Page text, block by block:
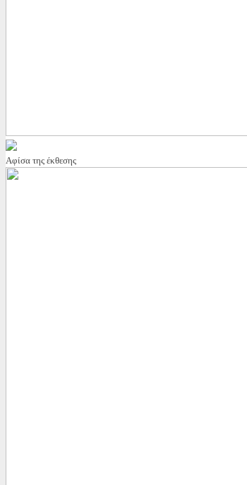
Αφίσα της έκθεσης